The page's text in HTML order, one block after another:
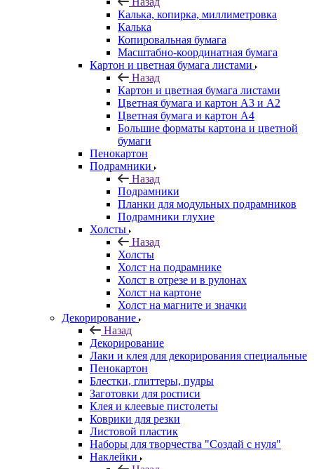
Калька, копирка, миллиметровка
Калька
Копировальная бумага
Масштабно-координатная бумага
Картон и цветная бумага листами
Назад
Картон и цветная бумага листами
Цветная бумага и картон А3 и А2
Цветная бумага и картон А4
Большие форматы картона и цветной
бумаги
Пенокартон
Подрамники
Назад
Подрамники
Планки для модульных подрамников
Подрамники глухие
Холсты
Назад
Холсты
Холст на подрамнике
Холст в отрезе и в рулонах
Холст на картоне
Холст на магните и значки
Декорирование
Назад
Декорирование
Лаки и клея для декорирования специальные
Пенокартон
Блестки, глиттеры, пудры
Заготовки для росписи
Клея и клеевые пистолеты
Коврики для резки
Листовой пластик
Наборы для творчества "Создай с нуля"
Наклейки